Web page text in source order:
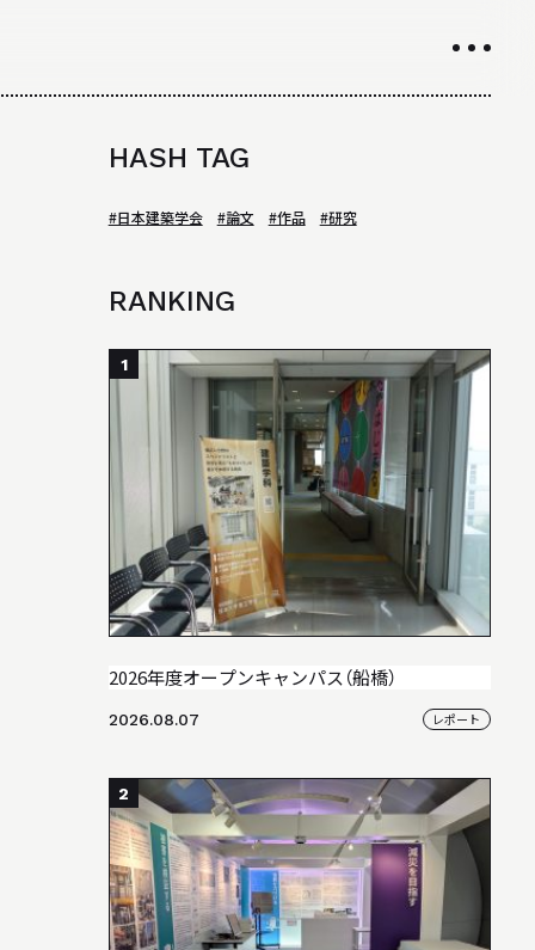
INTRODUCTION
カリキュラムについて
授業や取り組み
研究室について
STUDIO WORKS
スタジオワークス
HASH TAG
#日本建築学会 #論文 #作品 #研究
RANKING
1
2026年度オープンキャンパス（船橋）
2026.08.07 レポート
2